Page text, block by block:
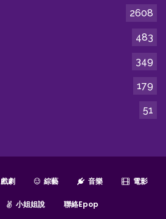
2608
483
349
179
51
戲劇 綜藝 音樂 電影
小姐姐說 聯絡epop